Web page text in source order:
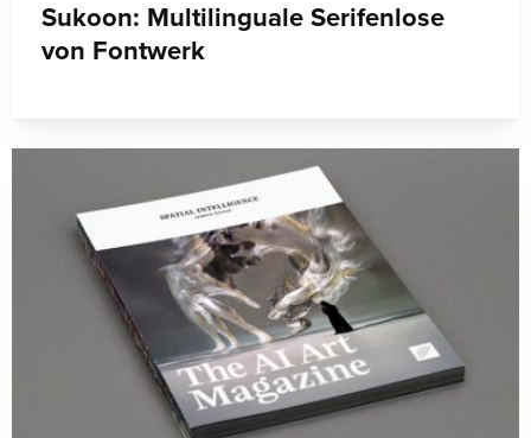
Sukoon: Multilinguale Serifenlose
von Fontwerk